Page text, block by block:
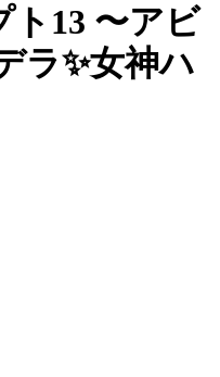
ト13 〜アビ
ラ✨女神ハ